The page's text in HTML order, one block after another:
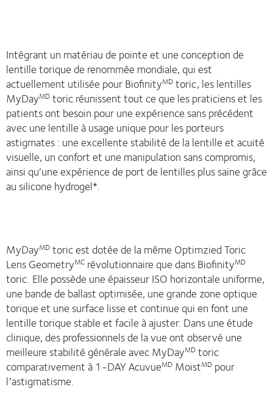
Intégrant un matériau de pointe et une conception de
lentille torique de renommée mondiale, qui est
actuellement utilisée pour BiofinityMD toric, les lentilles
MyDayMD toric réunissent tout ce que les praticiens et les
patients ont besoin pour une expérience sans précédent
avec une lentille à usage unique pour les porteurs
astigmates : une excellente stabilité de la lentille et acuité
visuelle, un confort et une manipulation sans compromis,
ainsi qu’une expérience de port de lentilles plus saine grâce
au silicone hydrogel*.
MyDayMD toric est dotée de la même Optimzied Toric
Lens GeometryMC révolutionnaire que dans BiofinityMD
toric. Elle possède une épaisseur ISO horizontale uniforme,
une bande de ballast optimisée, une grande zone optique
torique et une surface lisse et continue qui en font une
lentille torique stable et facile à ajuster. Dans une étude
clinique, des professionnels de la vue ont observé une
meilleure stabilité générale avec MyDayMD toric
comparativement à 1-DAY AcuvueMD MoistMD pour
l’astigmatisme.